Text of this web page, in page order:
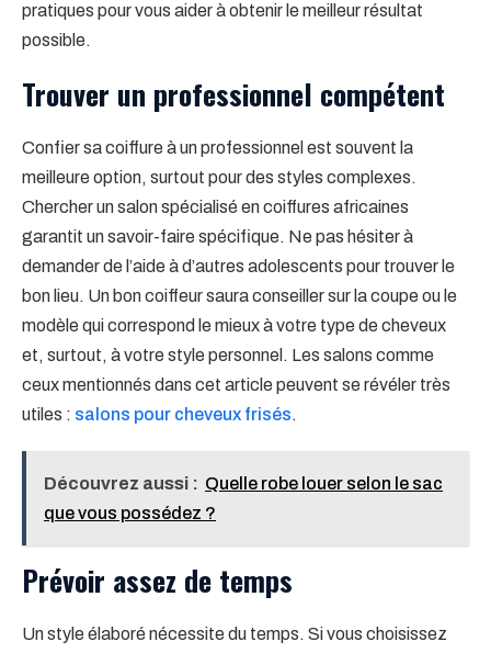
pratiques pour vous aider à obtenir le meilleur résultat
possible.
Trouver un professionnel compétent
Confier sa coiffure à un professionnel est souvent la
meilleure option, surtout pour des styles complexes.
Chercher un salon spécialisé en coiffures africaines
garantit un savoir-faire spécifique. Ne pas hésiter à
demander de l’aide à d’autres adolescents pour trouver le
bon lieu. Un bon coiffeur saura conseiller sur la coupe ou le
modèle qui correspond le mieux à votre type de cheveux
et, surtout, à votre style personnel. Les salons comme
ceux mentionnés dans cet article peuvent se révéler très
utiles : salons pour cheveux frisés.
Découvrez aussi : Quelle robe louer selon le sac
que vous possédez ?
Prévoir assez de temps
Un style élaboré nécessite du temps. Si vous choisissez